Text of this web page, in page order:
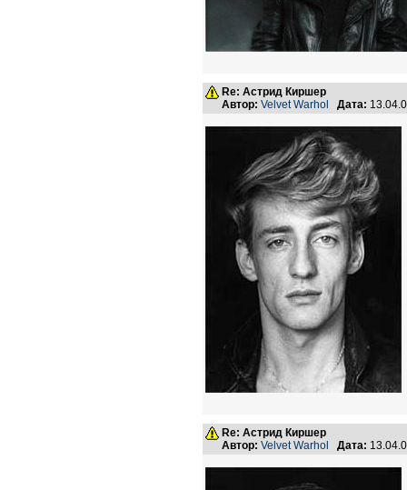
Re: Астрид Киршер
Автор: Velvet Warhol Дата:
Re: Астрид Киршер
Автор: Velvet Warhol Дата: